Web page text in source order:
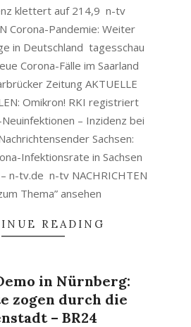
klettert auf 214,9 n-tv
Corona-Pandemie: Weiter
in Deutschland tagesschau
Corona-Fälle im Saarland
Zeitung AKTUELLE
Omikron! RKI registriert
– Inzidenz bei
Sachsen:
Infektionsrate in Sachsen
n-tv.de n-tv NACHRICHTEN
Thema” ansehen
READING
in Nürnberg:
zogen durch die
– BR24